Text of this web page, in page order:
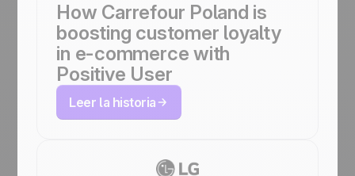
How Carrefour Poland is
boosting customer loyalty
in e-commerce with
Positive User
Leer la historia